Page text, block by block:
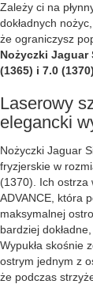
Zależy ci na
dokładnych
że ograniczysz
Nożyczki Jaguar
(1365) i 7.0
Laserowy
elegancki
Nożyczki Jaguar
fryzjerskie w
(1370). Ich ostrza
ADVANCE, która
maksymalnej
bardziej
Wypukła skośnie
ostrym jednym z
że podczas